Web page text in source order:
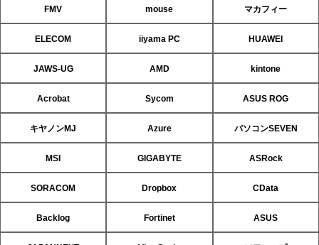
FMV mouse マカフィー
ELECOM iiyama PC HUAWEI
JAWS-UG AMD kintone
Acrobat Sycom ASUS ROG
キヤノンMJ Azure パソコンSEVEN
MSI GIGABYTE ASRock
SORACOM Dropbox CData
Backlog Fortinet ASUS